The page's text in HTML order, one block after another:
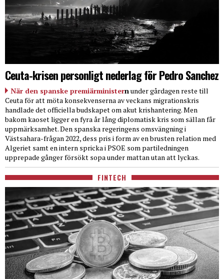
Ceuta-krisen personligt nederlag för Pedro Sanchez
När den spanske premiärministernunder gårdagen reste till
Ceuta för att möta konsekvenserna av veckans migrationskris
handlade det officiella budskapet om akut krishantering. Men
bakom kaoset ligger en fyra år lång diplomatisk kris som sällan får
uppmärksamhet. Den spanska regeringens omsvängning i
Västsahara-frågan 2022, dess pris i form av en brusten relation med
Algeriet samt en intern spricka i PSOE som partiledningen
upprepade gånger försökt sopa under mattan utan att lyckas.
FINTECH